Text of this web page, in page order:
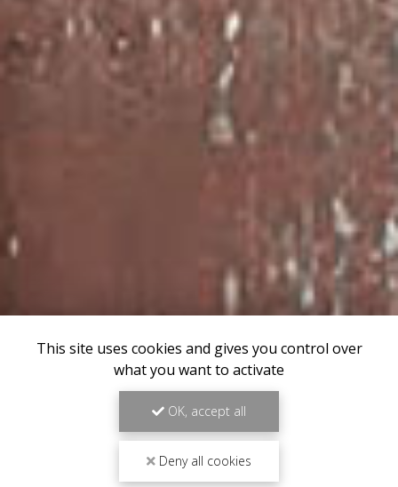
This site uses cookies and gives you control over
what you want to activate
OK, accept all
Deny all cookies